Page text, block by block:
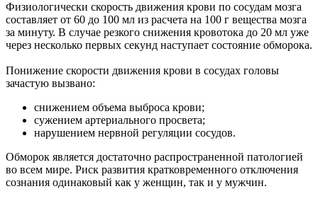
Физиологически скорость движения крови по сосудам мозга
составляет от 60 до 100 мл из расчета на 100 г вещества мозга
за минуту. В случае резкого снижения кровотока до 20 мл уже
через несколько первых секунд наступает состояние обморока.
Понижение скорости движения крови в сосудах головы
зачастую вызвано:
снижением объема выброса крови;
сужением артериального просвета;
нарушением нервной регуляции сосудов.
Обморок является достаточно распространенной патологией
во всем мире. Риск развития кратковременного отключения
сознания одинаковый как у женщин, так и у мужчин.